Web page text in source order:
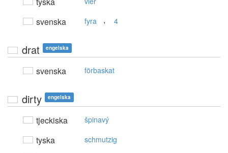
svenska fyra , 4
drat engelska
svenska förbaskat
dirty engelska
tjeckiska špinavý
tyska schmutzig